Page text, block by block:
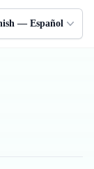
— Español